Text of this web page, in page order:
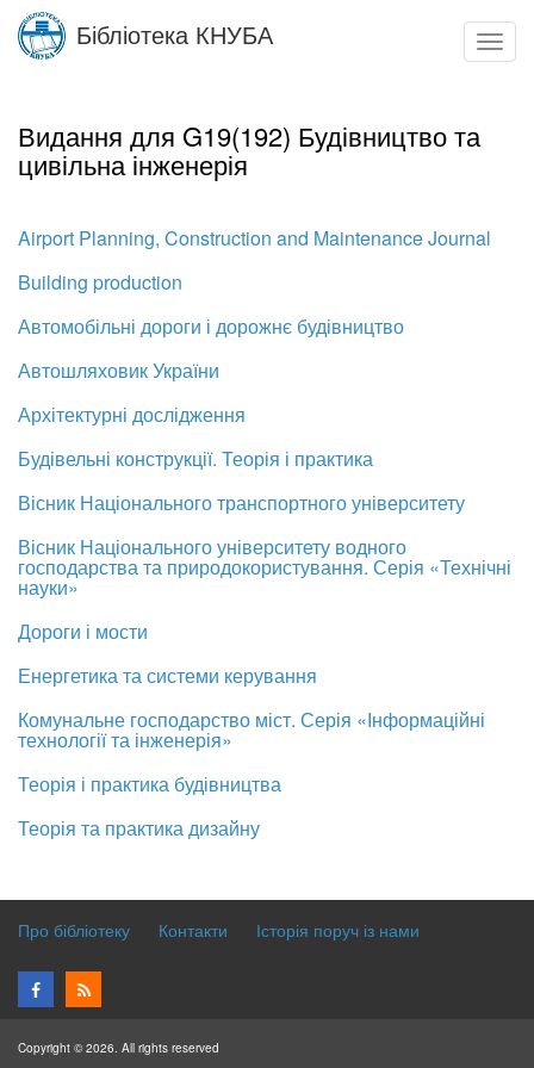
Skip
main
Бібліотека КНУБА
Видання для G19(192) Будівництво та
цивільна інженерія
Airport Planning, Construction and Maintenance Journal
Building production
Автомобільні дороги і дорожнє будівництво
Автошляховик України
Архітектурні дослідження
Будівельні конструкції. Теорія і практика
Вісник Національного транспортного університету
Вісник Національного університету водного
господарства та природокористування. Серія «Технічні
науки»
Дороги і мости
Енергетика та системи керування
Комунальне господарство міст. Серія «Інформаційні
технології та інженерія»
Теорія і практика будівництва
Теорія та практика дизайну
Про бібліотеку Контакти Історія поруч із нами
Copyright © 2026. All rights reserved